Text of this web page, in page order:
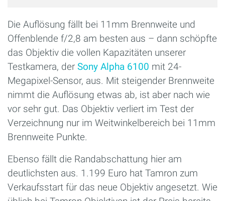
Die Auflösung fällt bei 11mm Brennweite und
Offenblende f/2,8 am besten aus – dann schöpfte
das Objektiv die vollen Kapazitäten unserer
Testkamera, der Sony Alpha 6100 mit 24-
Megapixel-Sensor, aus. Mit steigender Brennweite
nimmt die Auflösung etwas ab, ist aber nach wie
vor sehr gut. Das Objektiv verliert im Test der
Verzeichnung nur im Weitwinkelbereich bei 11mm
Brennweite Punkte.
Ebenso fällt die Randabschattung hier am
deutlichsten aus. 1.199 Euro hat Tamron zum
Verkaufsstart für das neue Objektiv angesetzt. Wie